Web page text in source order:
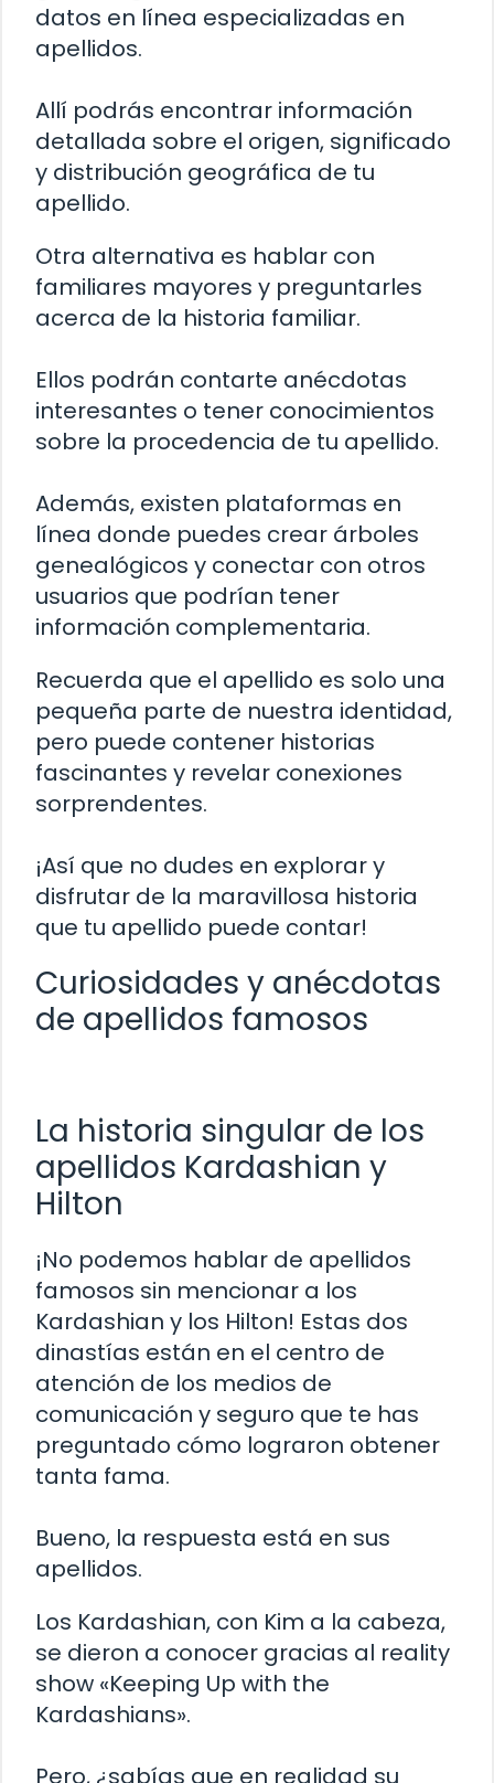
datos en línea especializadas en
apellidos.
Allí podrás encontrar información
detallada sobre el origen, significado
y distribución geográfica de tu
apellido.
Otra alternativa es hablar con
familiares mayores y preguntarles
acerca de la historia familiar.
Ellos podrán contarte anécdotas
interesantes o tener conocimientos
sobre la procedencia de tu apellido.
Además, existen plataformas en
línea donde puedes crear árboles
genealógicos y conectar con otros
usuarios que podrían tener
información complementaria.
Recuerda que el apellido es solo una
pequeña parte de nuestra identidad,
pero puede contener historias
fascinantes y revelar conexiones
sorprendentes.
¡Así que no dudes en explorar y
disfrutar de la maravillosa historia
que tu apellido puede contar!
Curiosidades y anécdotas
de apellidos famosos
La historia singular de los
apellidos Kardashian y
Hilton
¡No podemos hablar de apellidos
famosos sin mencionar a los
Kardashian y los Hilton! Estas dos
dinastías están en el centro de
atención de los medios de
comunicación y seguro que te has
preguntado cómo lograron obtener
tanta fama.
Bueno, la respuesta está en sus
apellidos.
Los Kardashian, con Kim a la cabeza,
se dieron a conocer gracias al reality
show «Keeping Up with the
Kardashians».
Pero, ¿sabías que en realidad su